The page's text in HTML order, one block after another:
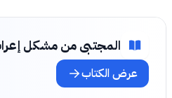
المجتبى من مشكل
عرض الكتاب